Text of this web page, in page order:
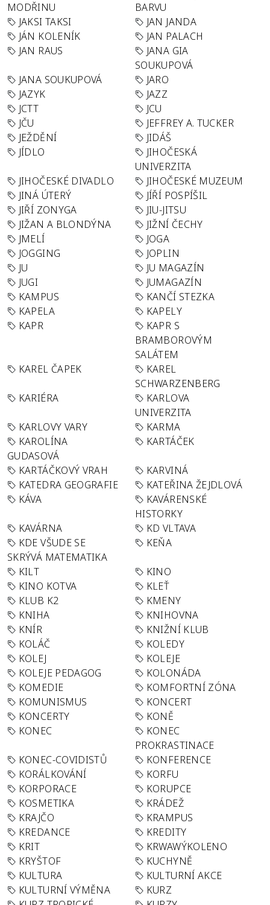
MODŘINU
BARVU
JAKSI TAKSI
JAN JANDA
JÁN KOLENÍK
JAN PALACH
JAN RAUS
JANA GIA
SOUKUPOVÁ
JANA SOUKUPOVÁ
JARO
JAZYK
JAZZ
JCTT
JCU
JČU
JEFFREY A. TUCKER
JEŽDĚNÍ
JIDÁŠ
JÍDLO
JIHOČESKÁ
UNIVERZITA
JIHOČESKÉ DIVADLO
JIHOČESKÉ MUZEUM
JINÁ ÚTERÝ
JÍŘÍ POSPÍŠIL
JIŘÍ ZONYGA
JIU-JITSU
JIŽAN A BLONDÝNA
JIŽNÍ ČECHY
JMELÍ
JOGA
JOGGING
JOPLIN
JU
JU MAGAZÍN
JUGI
JUMAGAZÍN
KAMPUS
KANČÍ STEZKA
KAPELA
KAPELY
KAPR
KAPR S
BRAMBOROVÝM
SALÁTEM
KAREL ČAPEK
KAREL
SCHWARZENBERG
KARIÉRA
KARLOVA
UNIVERZITA
KARLOVY VARY
KARMA
KAROLÍNA
GUDASOVÁ
KARTÁČEK
KARTÁČKOVÝ VRAH
KARVINÁ
KATEDRA GEOGRAFIE
KATEŘINA ŽEJDLOVÁ
KÁVA
KAVÁRENSKÉ
HISTORKY
KAVÁRNA
KD VLTAVA
KDE VŠUDE SE
SKRÝVÁ MATEMATIKA
KEŇA
KILT
KINO
KINO KOTVA
KLEŤ
KLUB K2
KMENY
KNIHA
KNIHOVNA
KNÍR
KNIŽNÍ KLUB
KOLÁČ
KOLEDY
KOLEJ
KOLEJE
KOLEJE PEDAGOG
KOLONÁDA
KOMEDIE
KOMFORTNÍ ZÓNA
KOMUNISMUS
KONCERT
KONCERTY
KONĚ
KONEC
KONEC
PROKRASTINACE
KONEC-COVIDISTŮ
KONFERENCE
KORÁLKOVÁNÍ
KORFU
KORPORACE
KORUPCE
KOSMETIKA
KRÁDEŽ
KRAJČO
KRAMPUS
KREDANCE
KREDITY
KRIT
KRWAWÝKOLENO
KRYŠTOF
KUCHYNĚ
KULTURA
KULTURNÍ AKCE
KULTURNÍ VÝMĚNA
KURZ